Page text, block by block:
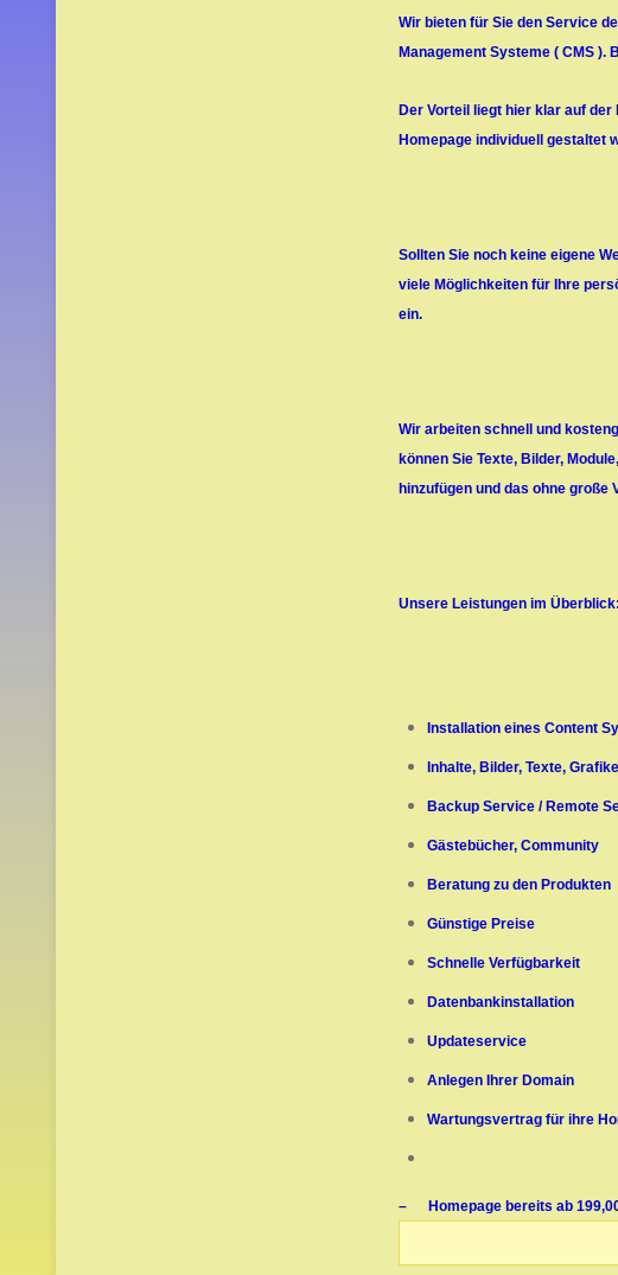
Wir bieten für Sie den Service
Management Systeme ( CMS ).
Der Vorteil liegt hier klar auf
Homepage individuell gestaltet
Sollten Sie noch keine eigene
viele Möglichkeiten für Ihre
ein.
Wir arbeiten schnell und
können Sie Texte, Bilder,
hinzufügen und das ohne große
Unsere Leistungen im Überblick:
Installation eines Content
Inhalte, Bilder, Texte,
Backup Service / Remote
Gästebücher, Community
Beratung zu den Produkten
Günstige Preise
Schnelle Verfügbarkeit
Datenbankinstallation
Updateservice
Anlegen Ihrer Domain
Wartungsvertrag für ihre
– Homepage bereits ab